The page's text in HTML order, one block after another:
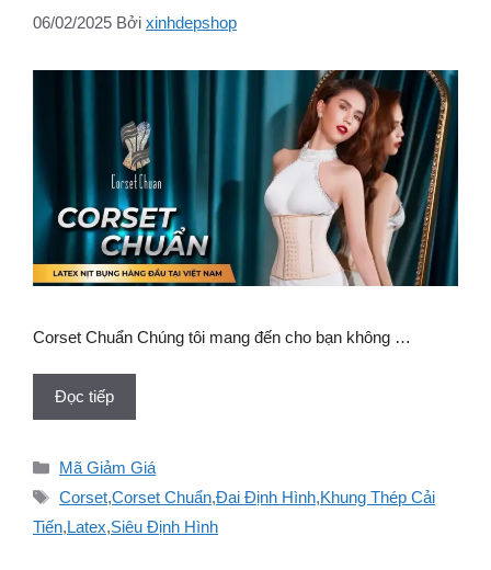
06/02/2025 Bởi xinhdepshop
Corset Chuẩn Chúng tôi mang đến cho bạn không …
Đọc tiếp
Danh
mục
Mã Giảm Giá
Thẻ
Corset,Corset Chuẩn,Đai Định Hình,Khung Thép Cải
Tiến,Latex,Siêu Định Hình